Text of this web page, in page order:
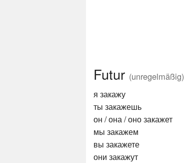
Futur (unregelmäßig)
я закажу
ты закажешь
он / она / оно закажет
мы закажем
вы закажете
они закажут